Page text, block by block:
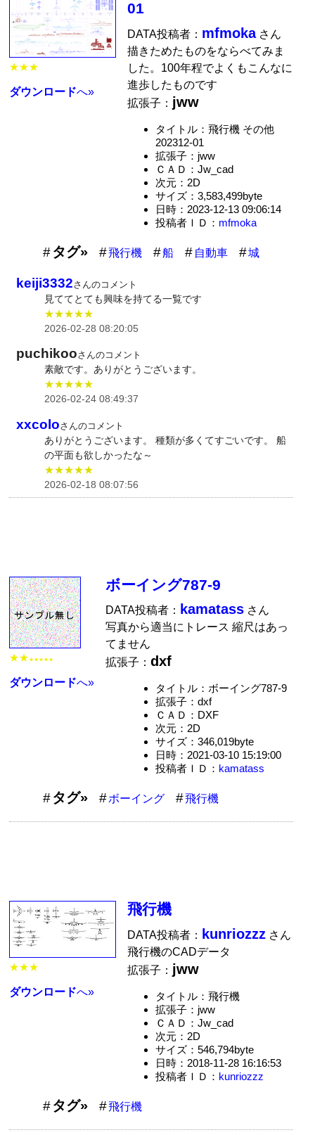
★★★
ダウンロードへ»
01
DATA投稿者： mfmokaさん
描きためたものをならべてみま
した。100年程でよくもこんなに
進歩したものです
拡張子： jww
タイトル：飛行機 その他
202312-01
拡張子：jww
ＣＡＤ：Jw_cad
次元：2D
サイズ：3,583,499byte
日時：2023-12-13 09:06:14
投稿者ＩＤ： mfmoka
タグ» 飛行機 船 自動車 城
keiji3332さんのコメント
見ててとても興味を持てる一覧です
★★★★★
2026-02-28 08:20:05
puchikooさんのコメント
素敵です。ありがとうございます。
★★★★★
2026-02-24 08:49:37
xxcoloさんのコメント
ありがとうございます。 種類が多くてすごいです。 船
の平面も欲しかったな～
★★★★★
2026-02-18 08:07:56
★★ ★★★★★
ダウンロードへ»
ボーイング787-9
DATA投稿者： kamatass さん
写真から適当にトレース 縮尺はあっ
てません
拡張子：dxf
タイトル：ボーイング787-9
拡張子：dxf
ＣＡＤ：DXF
次元：2D
サイズ：346,019byte
日時：2021-03-10 15:19:00
投稿者ＩＤ： kamatass
タグ» ボーイング 飛行機
★★★
ダウンロードへ»
飛行機
DATA投稿者： kunriozzz さん
飛行機のCADデータ
拡張子： jww
タイトル：飛行機
拡張子：jww
ＣＡＤ：Jw_cad
次元：2D
サイズ：546,794byte
日時：2018-11-28 16:16:53
投稿者ＩＤ： kunriozzz
タグ» 飛行機